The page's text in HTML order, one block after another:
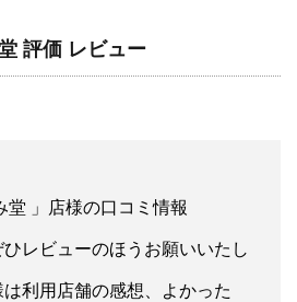
評価 レビュー
堂 」店様の口コミ情報
レビューのほうお願いいたし
利用店舗の感想、よかった